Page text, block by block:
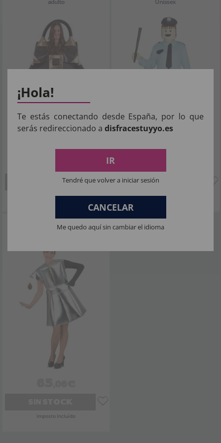
adulto
SIN STOCK
Imposto Incluído
Unissex
SIN STOCK
Imposto Incluído
Fato de cafeteira para mulher
Imposto Incluído
¡Hola!
Te estás conectando desde España, por lo que
serás redireccionado a disfracestuyyo.es
IR
Tendré que volver a iniciar sesión
CANCELAR
Me quedo aquí sin cambiar el idioma